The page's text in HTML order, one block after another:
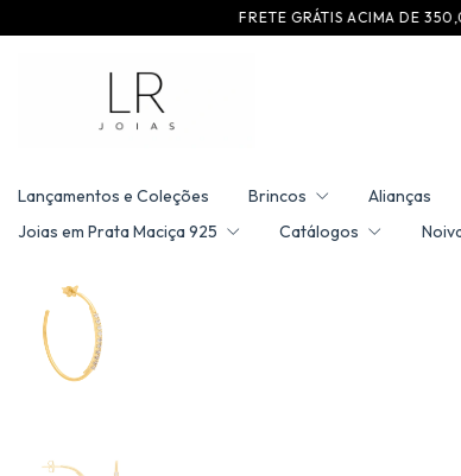
F R E T E G R ÁT I S A C I M A D E 3 5 0 ,0 0 P / T O D O B
Lançamentos e Coleções Brincos Alianças
Joias em Prata Maciça 925
Catálogos